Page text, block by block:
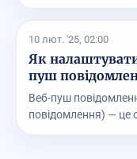
10 лют. '25, 02:00
Як
пуш
Веб-пуш
повідомлення) — це